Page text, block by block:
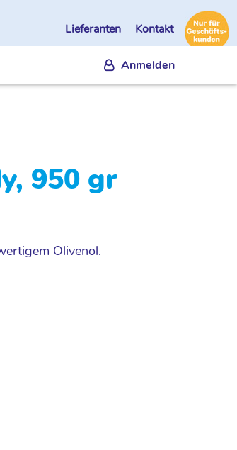
Lieferanten Kontakt
Anmelden
950 gr
Olivenöl.